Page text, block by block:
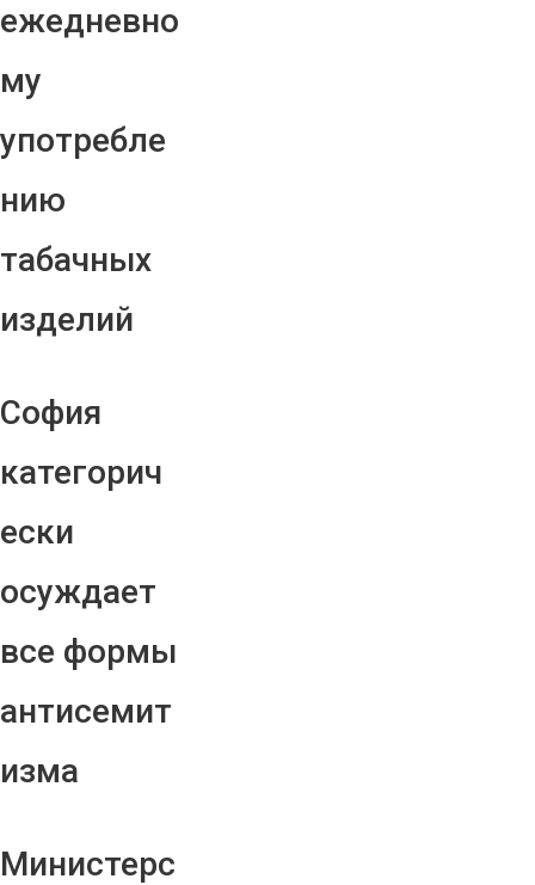
ежедневно
му
употребле
нию
табачных
изделий
София
категорич
ески
осуждает
все формы
антисемит
изма
Министерс